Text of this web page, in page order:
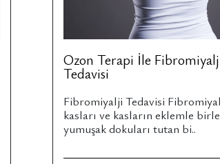
Ozon Terapi İle
Tedavisi
Fibromiyalji Tedavisi
kasları ve kasların eklemle
yumuşak dokuları tutan bi..